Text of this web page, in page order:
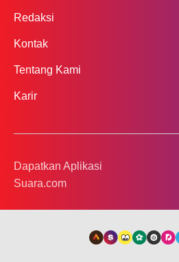
Redaksi
Kontak
Tentang Kami
Karir
Dapatkan Aplikasi
Suara.com